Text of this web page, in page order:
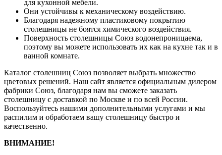
для кухонной мебели.
Они устойчивы к механическому воздействию.
Благодаря надежному пластиковому покрытию
столешницы не боятся химического воздействия.
Поверхность столешницы Союз водонепроницаема,
поэтому вы можете использовать их как на кухне так и в
ванной комнате.
Каталог столешниц Союз позволяет выбрать множество
цветовых решений. Наш сайт является официальным дилером
фабрики Союз, благодаря нам вы сможете заказать
столешницу с доставкой по Москве и по всей России.
Воспользуйтесь нашими дополнительными услугами и мы
распилим и обработаем вашу столешницу быстро и
качественно.
ВНИМАНИЕ!